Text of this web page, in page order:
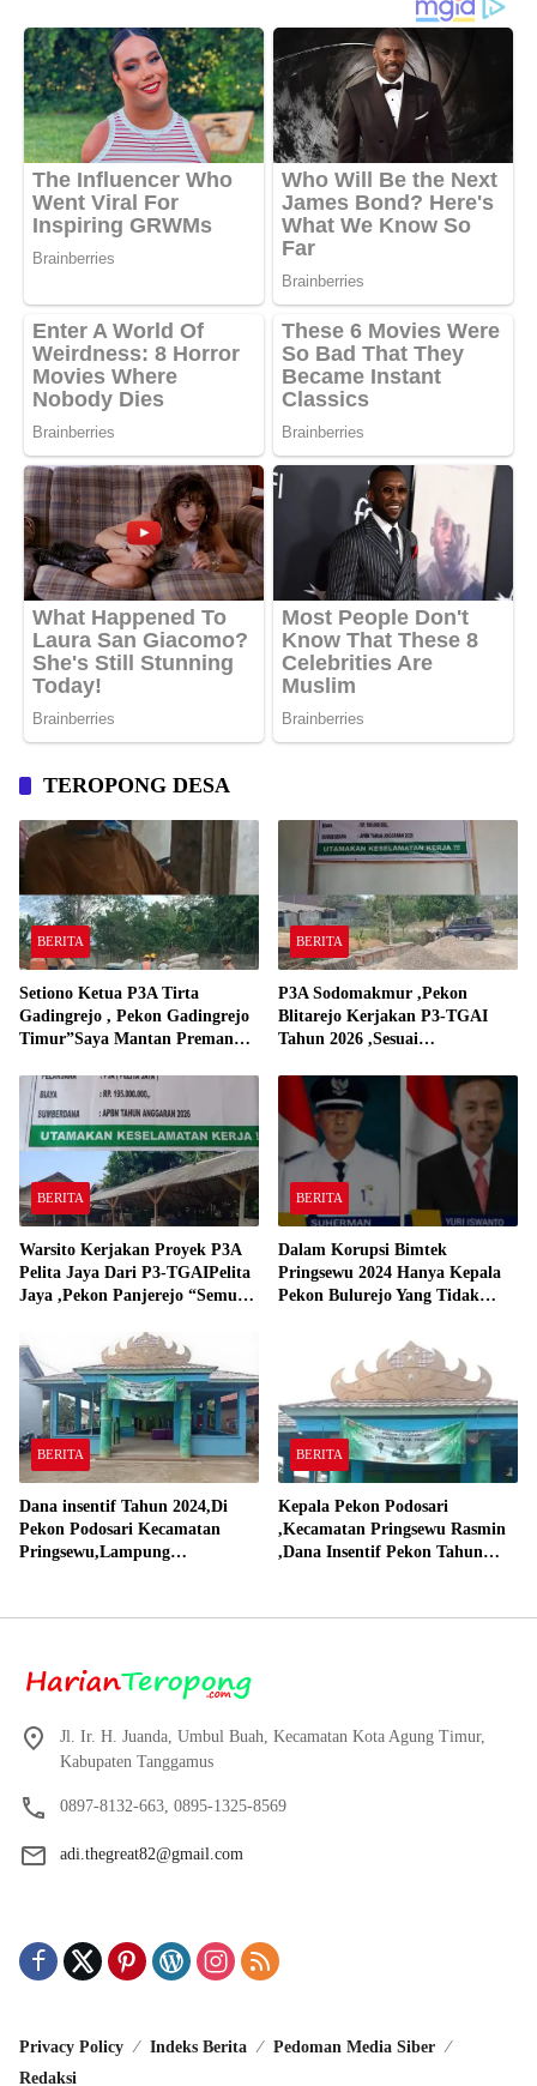
TEROPONG DESA
BERITA
Setiono Ketua P3A Tirta
Gadingrejo , Pekon Gadingrejo
Timur”Saya Mantan Preman
Gadingrejo Tahun 2000″
BERITA
P3A Sodomakmur ,Pekon
Blitarejo Kerjakan P3-TGAI
Tahun 2026 ,Sesuai
BERITA
Warsito Kerjakan Proyek P3A
Pelita Jaya Dari P3-TGAIPelita
Jaya ,Pekon Panjerejo “Semua
BERITA
Dalam Korupsi Bimtek
Pringsewu 2024 Hanya Kepala
Pekon Bulurejo Yang Tidak
BERITA
Dana insentif Tahun 2024,Di
Pekon Podosari Kecamatan
Pringsewu,Lampung
BERITA
Kepala Pekon Podosari
,Kecamatan Pringsewu Rasmin
,Dana Insentif Pekon Tahun
Jl. Ir. H. Juanda, Umbul Buah, Kecamatan Kota Agung Timur,
Kabupaten Tanggamus
0897-8132-663, 0895-1325-8569
adi.thegreat82@gmail.com
Privacy Policy Indeks Berita
Pedoman Media Siber
Redaksi